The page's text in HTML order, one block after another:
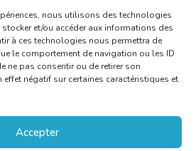
nous utilisons des technologies
et/ou accéder aux informations des
à ces technologies nous permettra de
le comportement de navigation ou les ID
ne pas consentir ou de retirer son
effet négatif sur certaines caractéristiques et
Accepter